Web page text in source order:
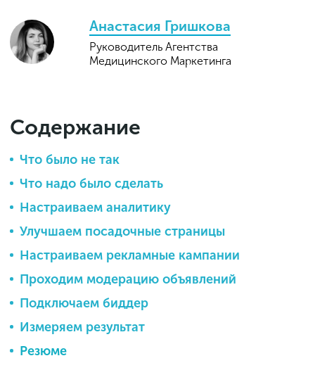
Анастасия Гришкова
Руководитель Агентства
Медицинского Маркетинга
Содержание
Что было не так
Что надо было сделать
Настраиваем аналитику
Улучшаем посадочные страницы
Настраиваем рекламные кампании
Проходим модерацию объявлений
Подключаем биддер
Измеряем результат
Резюме